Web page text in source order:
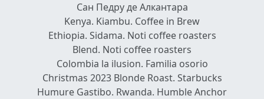
Сан Педру де Алкантара
Kenya. Kiambu. Coffee in Brew
Ethiopia. Sidama. Noti coffee roasters
Blend. Noti coffee roasters
Colombia la ilusion. Familia osorio
Christmas 2023 Blonde Roast. Starbucks
Humure Gastibo. Rwanda. Humble Anchor